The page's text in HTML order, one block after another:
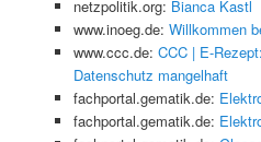
netzpolitik.org: Bianca Kastl
www.inoeg.de: Willkommen
www.ccc.de: CCC | E-
Datenschutz mangelhaft
fachportal.gematik.de:
fachportal.gematik.de: